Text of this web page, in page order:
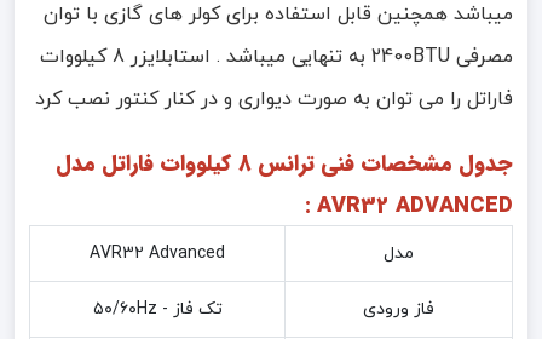
میباشد همچنین قابل استفاده برای کولر های گازی با توان
مصرفی 2400BTU به تنهایی میباشد . استابلایزر 8 کیلووات
فاراتل را می توان به صورت دیواری و در کنار کنتور نصب کرد
جدول مشخصات فنی ترانس 8 کیلووات فاراتل مدل
AVR32 ADVANCED :
مدل AVR32 Advanced
فاز ورودی تک فاز - ۵۰/۶۰Hz